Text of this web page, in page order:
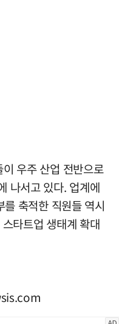
우주 산업 전반으로
나서고 있다. 업계에
축적한 직원들 역시
타트업 생태계 확대